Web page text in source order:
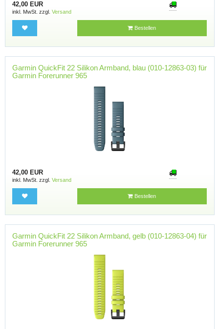
42,00 EUR
inkl. MwSt. zzgl. Versand
Bestellen
Garmin QuickFit 22 Silikon Armband, blau (010-12863-03) für
Garmin Forerunner 965
42,00 EUR
inkl. MwSt. zzgl. Versand
Bestellen
Garmin QuickFit 22 Silikon Armband, gelb (010-12863-04) für
Garmin Forerunner 965